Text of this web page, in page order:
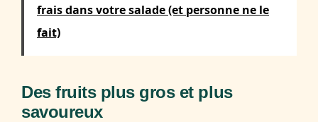
frais dans votre salade (et personne ne le
fait)
Des fruits plus gros et plus
savoureux